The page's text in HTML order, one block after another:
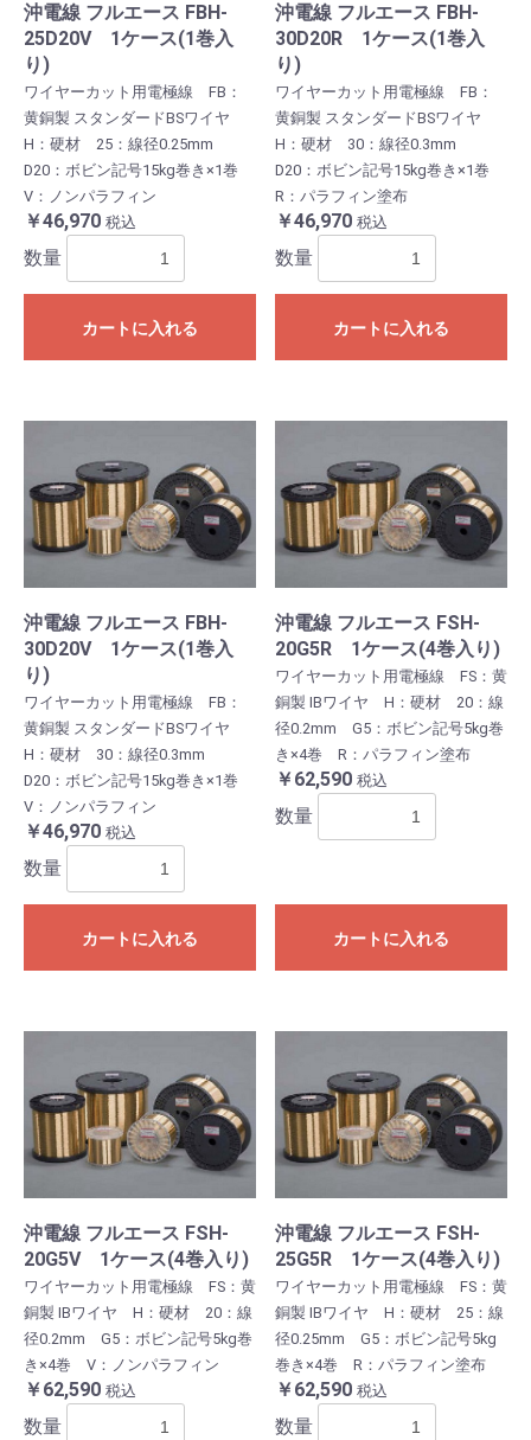
沖電線 フルエース FBH-
25D20V 1ケース(1巻入
り)
ワイヤーカット用電極線 FB：
黄銅製 スタンダードBSワイヤ
H：硬材 25：線径0.25mm
D20：ボビン記号15kg巻き×1巻
V：ノンパラフィン
￥46,970 税込
数量
カートに入れる
沖電線 フルエース FBH-
30D20R 1ケース(1巻入
り)
ワイヤーカット用電極線 FB：
黄銅製 スタンダードBSワイヤ
H：硬材 30：線径0.3mm
D20：ボビン記号15kg巻き×1巻
R：パラフィン塗布
￥46,970 税込
数量
カートに入れる
沖電線 フルエース FBH-
30D20V 1ケース(1巻入
り)
ワイヤーカット用電極線 FB：
黄銅製 スタンダードBSワイヤ
H：硬材 30：線径0.3mm
D20：ボビン記号15kg巻き×1巻
V：ノンパラフィン
￥46,970 税込
数量
カートに入れる
沖電線 フルエース FSH-
20G5R 1ケース(4巻入り)
ワイヤーカット用電極線 FS：黄
銅製 IBワイヤ H：硬材 20：線
径0.2mm G5：ボビン記号5kg巻
き×4巻 R：パラフィン塗布
￥62,590 税込
数量
カートに入れる
沖電線 フルエース FSH-
20G5V 1ケース(4巻入り)
ワイヤーカット用電極線 FS：黄
銅製 IBワイヤ H：硬材 20：線
径0.2mm G5：ボビン記号5kg巻
き×4巻 V：ノンパラフィン
￥62,590 税込
数量
沖電線 フルエース FSH-
25G5R 1ケース(4巻入り)
ワイヤーカット用電極線 FS：黄
銅製 IBワイヤ H：硬材 25：線
径0.25mm G5：ボビン記号5kg
巻き×4巻 R：パラフィン塗布
￥62,590 税込
数量